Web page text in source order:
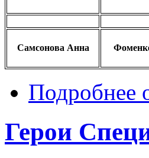
Самсонова Анна
Подробнее
Герои